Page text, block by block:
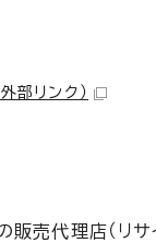
外部リンク）
売代理店（リサ